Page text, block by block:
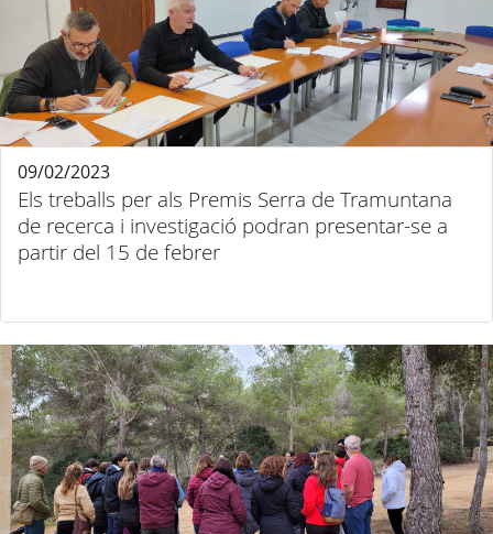
Els treballs per als Premis Serra de Tramuntana
de recerca i investigació podran presentar-se a
partir del 15 de febrer
09/02/2023